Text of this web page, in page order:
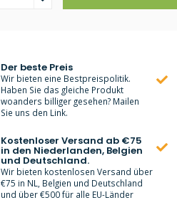
Der beste Preis
Wir bieten eine Bestpreispolitik.
Haben Sie das gleiche Produkt
woanders billiger gesehen? Mailen
Sie uns den Link.
Kostenloser Versand ab €75
in den Niederlanden, Belgien
und Deutschland.
Wir bieten kostenlosen Versand über
€75 in NL, Belgien und Deutschland
und über €500 für alle EU-Länder